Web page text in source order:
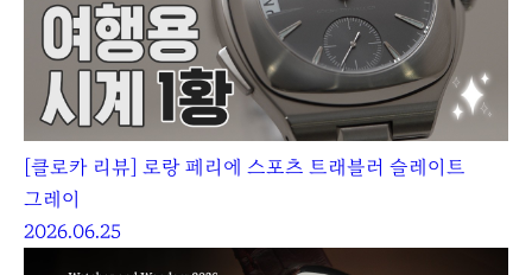
[클로카 리뷰] 로랑 페리에 스포츠 트래블러 슬레이트
그레이
2026.06.25